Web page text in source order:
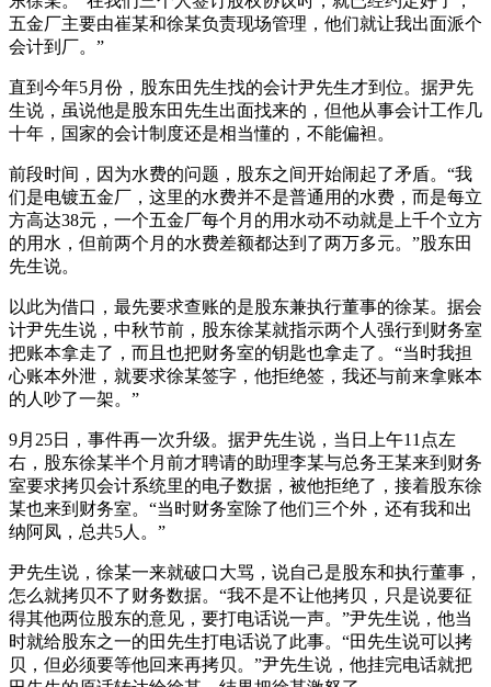
五金厂主要由崔某和徐某负责现场管理，他们就让我出面派个
会计到厂。”
直到今年5月份，股东田先生找的会计尹先生才到位。据尹先
生说，虽说他是股东田先生出面找来的，但他从事会计工作几
十年，国家的会计制度还是相当懂的，不能偏袒。
前段时间，因为水费的问题，股东之间开始闹起了矛盾。“我
们是电镀五金厂，这里的水费并不是普通用的水费，而是每立
方高达38元，一个五金厂每个月的用水动不动就是上千个立方
的用水，但前两个月的水费差额都达到了两万多元。”股东田
先生说。
以此为借口，最先要求查账的是股东兼执行董事的徐某。据会
计尹先生说，中秋节前，股东徐某就指示两个人强行到财务室
把账本拿走了，而且也把财务室的钥匙也拿走了。“当时我担
心账本外泄，就要求徐某签字，他拒绝签，我还与前来拿账本
的人吵了一架。”
9月25日，事件再一次升级。据尹先生说，当日上午11点左
右，股东徐某半个月前才聘请的助理李某与总务王某来到财务
室要求拷贝会计系统里的电子数据，被他拒绝了，接着股东徐
某也来到财务室。“当时财务室除了他们三个外，还有我和出
纳阿凤，总共5人。”
尹先生说，徐某一来就破口大骂，说自己是股东和执行董事，
怎么就拷贝不了财务数据。“我不是不让他拷贝，只是说要征
得其他两位股东的意见，要打电话说一声。”尹先生说，他当
时就给股东之一的田先生打电话说了此事。“田先生说可以拷
贝，但必须要等他回来再拷贝。”尹先生说，他挂完电话就把